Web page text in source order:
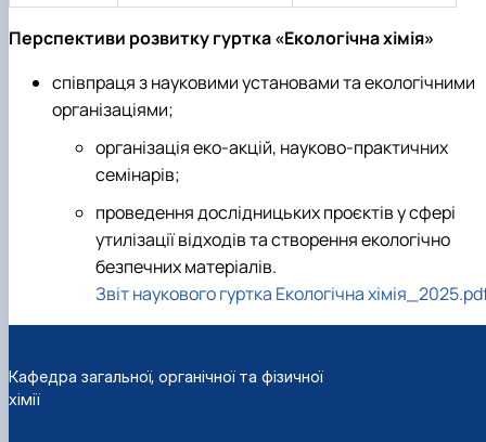
Перспективи розвитку гуртка «Екологічна хімія»
співпраця з науковими установами та екологічними
організаціями;
організація еко-акцій, науково-практичних
семінарів;
проведення дослідницьких проєктів у сфері
утилізації відходів та створення екологічно
безпечних матеріалів.
Звіт наукового гуртка Екологічна
Кафедра загальної, органічної та фізичної
хімії